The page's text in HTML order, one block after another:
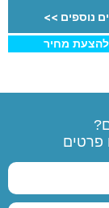
נוספים >>
מחיר
פרטים